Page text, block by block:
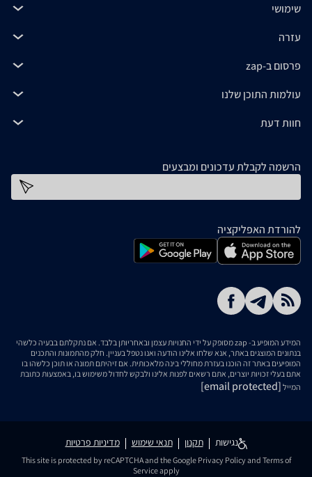
שימושי
עזרה
פרסום ב-zap
עולמות התוכן שלנו
חוות דעת
הרשמה לקבלת עדכונים ומבצעים
להורדת האפליקציה
המידע המופיע ב- zap מסופק על ידי החנויות עצמן ובאחריותן בלבד. אם נתקלתם בבעיה כלשהי
בנתונים המוצגים באתר, אנא שלחו אלינו הודעה ואנו נטפל בעניין. חלק מהתמונות והתכנים
המופיעים באתר זה הוכנו בעזרת מחוללי בינה מלאכותית. אם זיהיתם תמונה או תוכן כלשהו בו
אתם בעלי זכויות יוצרים, אתם רשאים לפנות אלינו ולבקש לחדול משימוש בו, באמצעות כתובת
המייל [email protected]
נגישות תקנון תנאי שימוש מדיניות פרטיות
This site is protected by reCAPTCHA and the Google Privacy Policyand Terms of
Serviceapply